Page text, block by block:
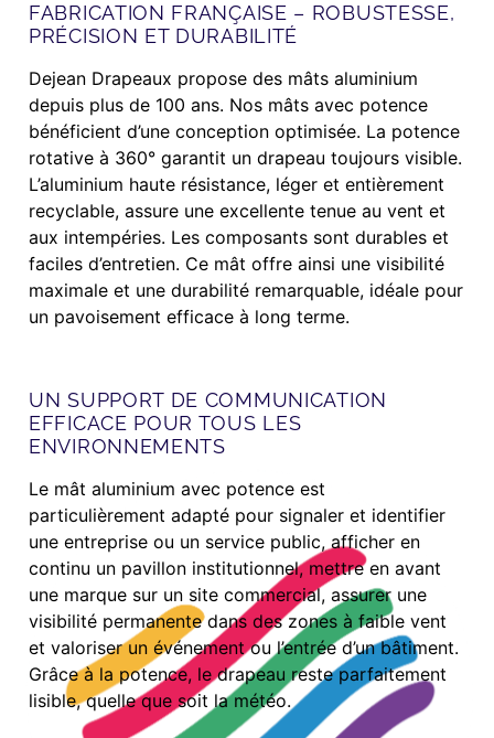
FABRICATION FRANÇAISE – ROBUSTESSE,
PRÉCISION ET DURABILITÉ
Dejean Drapeaux propose des mâts aluminium
depuis plus de 100 ans. Nos mâts avec potence
bénéficient d’une conception optimisée. La potence
rotative à 360° garantit un drapeau toujours visible.
L’aluminium haute résistance, léger et entièrement
recyclable, assure une excellente tenue au vent et
aux intempéries. Les composants sont durables et
faciles d’entretien. Ce mât offre ainsi une visibilité
maximale et une durabilité remarquable, idéale pour
un pavoisement efficace à long terme.
UN SUPPORT DE COMMUNICATION
EFFICACE POUR TOUS LES
ENVIRONNEMENTS
Le mât aluminium avec potence est
particulièrement adapté pour signaler et identifier
une entreprise ou un service public, afficher en
continu un pavillon institutionnel, mettre en avant
une marque sur un site commercial, assurer une
visibilité permanente dans des zones à faible vent
et valoriser un événement ou l’entrée d’un bâtiment.
Grâce à la potence, le drapeau reste parfaitement
lisible, quelle que soit la météo.